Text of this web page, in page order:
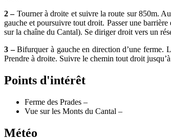
2 –Tourner à droite et suivre la route sur 850m.
gauche et poursuivre tout droit. Passer une
sur la chaîne du Cantal). Se diriger droit vers un
3 –Bifurquer à gauche en direction d’une ferme.
Prendre à droite. Suivre le chemin tout droit
Points d'intérêt
Ferme des Prades –
Vue sur les Monts du Cantal –
Météo